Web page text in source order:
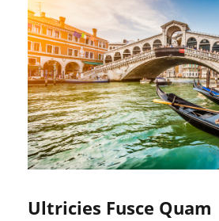
Ultricies Fusce Quam